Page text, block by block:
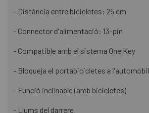
- Distància entre bicicletes: 25 cm
- Connector d'alimentació: 13-pin
- Compatible amb el sistema One Key
- Bloqueja el portabicicletes a l'automòbil
- Funció inclinable (amb bicicletes)
- Llums del darrere